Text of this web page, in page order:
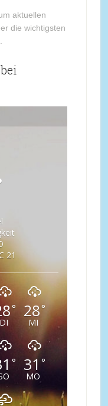
aktuellen
die wichtigsten
21
°
DI
28°
MI
° 31°
MO